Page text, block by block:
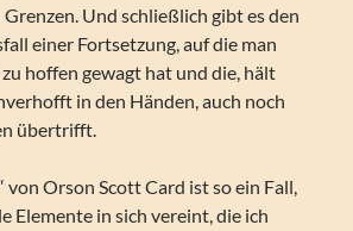
Und schließlich gibt es den
einer Fortsetzung, auf die man
hoffen gewagt hat und die, hält
in den Händen, auch noch
übertrifft.
von Orson Scott Card ist so ein Fall,
Elemente in sich vereint, die ich